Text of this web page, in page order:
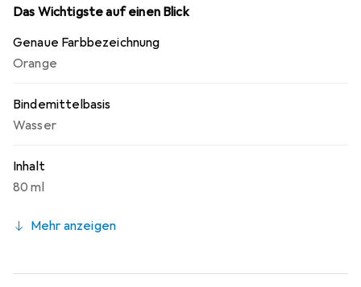
Textilien ab 30 °C auswaschen.
Das Wichtigste auf einen Blick
Genaue Farbbezeichnung
Orange
Bindemittelbasis
Wasser
Inhalt
80 ml
Mehr anzeigen